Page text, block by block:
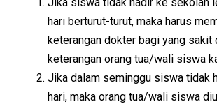
hari berturut-turut, maka harus
keterangan dokter bagi yang sakit
keterangan orang tua/wali siswa
Jika dalam seminggu siswa tidak
hari, maka orang tua/wali siswa